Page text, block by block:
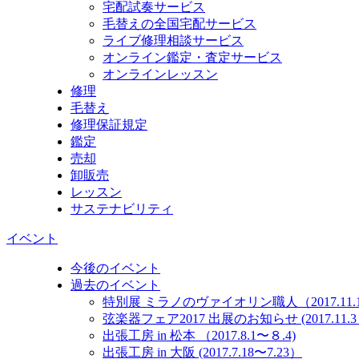
宅配試奏サービス
毛替えの全国宅配サービス
ライブ修理相談サービス
オンライン鑑定・査定サービス
オンラインレッスン
修理
毛替え
修理保証規定
鑑定
売却
卸販売
レッスン
サステナビリティ
イベント
今後のイベント
過去のイベント
特別展 ミラノのヴァイオリン職人（
弦楽器フェア2017 出展のお知らせ (2017.11.3
出張工房 in 松本 （2017.8.1〜８.4)
出張工房 in 大阪 (2017.7.18〜7.23）